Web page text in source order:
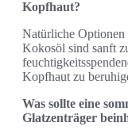
Kopfhaut?
Natürliche
Kokosöl sind sanft
Kopfhaut zu
Was sollte eine
Glatzenträger